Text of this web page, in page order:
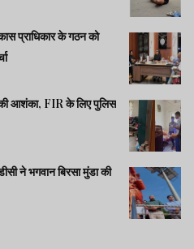
प्राधिकार के गठन को
की आशंका, FIR के लिए पुलिस
ने भगवान बिरसा मुंडा की